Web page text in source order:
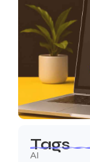
Tags
AI